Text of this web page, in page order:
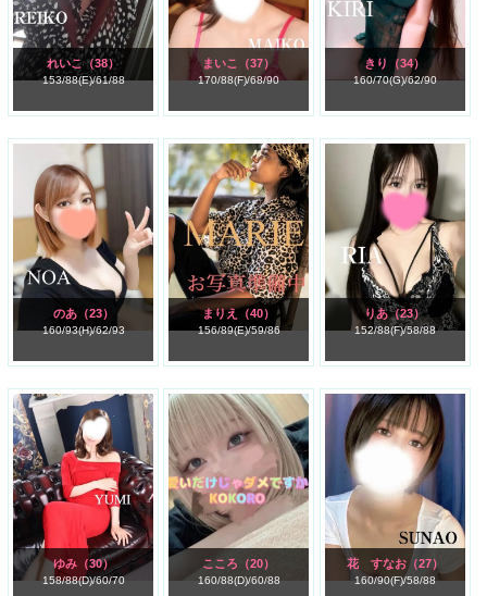
れいこ（38）
153/88(E)/61/88
まいこ （37）
170/88(F)/68/90
きり （34）
160/70(G)/62/90
のあ（23）
160/93(H)/62/93
まりえ （40）
156/89(E)/59/86
りあ（23）
152/88(F)/58/88
ゆみ（30）
158/88(D)/60/70
こころ （20）
160/88(D)/60/88
花 すなお（27）
160/90(F)/58/88